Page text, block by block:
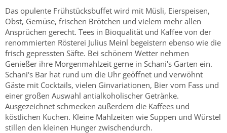
Das opulente Frühstücksbuffet wird mit Müsli, Eierspeisen,
Obst, Gemüse, frischen Brötchen und vielem mehr allen
Ansprüchen gerecht. Tees in Bioqualität und Kaffee von der
renommierten Rösterei Julius Meinl begeistern ebenso wie die
frisch gepressten Säfte. Bei schönem Wetter nehmen
Genießer ihre Morgenmahlzeit gerne in Schani's Garten ein.
Schani's Bar hat rund um die Uhr geöffnet und verwöhnt
Gäste mit Cocktails, vielen Ginvariationen, Bier vom Fass und
einer großen Auswahl antialkoholischer Getränke.
Ausgezeichnet schmecken außerdem die Kaffees und
köstlichen Kuchen. Kleine Mahlzeiten wie Suppen und Würstel
stillen den kleinen Hunger zwischendurch.